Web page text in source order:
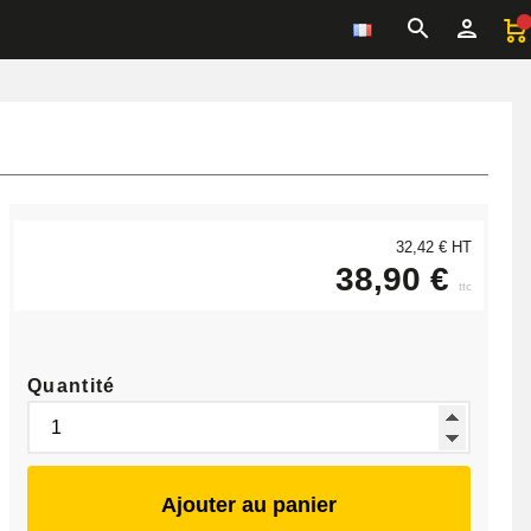
32,42 € HT
38,90 € ttc
Quantité
Ajouter au panier